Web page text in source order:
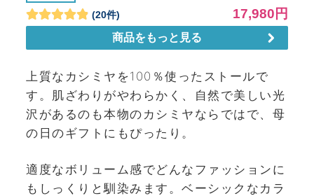
上質なカシミヤを100％使ったストールで
す。肌ざわりがやわらかく、自然で美しい光
沢があるのも本物のカシミヤならではで、母
の日のギフトにもぴったり。
適度なボリューム感でどんなファッションに
もしっくりと馴染みます。ベーシックなカラ